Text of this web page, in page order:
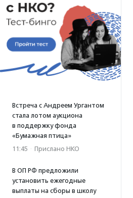
Встреча с Андреем Ургантом
стала лотом аукциона
в поддержку фонда
«Бумажная птица»
11:45 · Прислано НКО
В ОП РФ предложили
установить ежегодные
выплаты на сборы в школу